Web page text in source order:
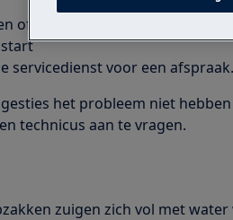
of slaapzakken
servicedienst voor een afspraak.
het probleem niet
technicus aan te vragen.
zuigen zich vol met